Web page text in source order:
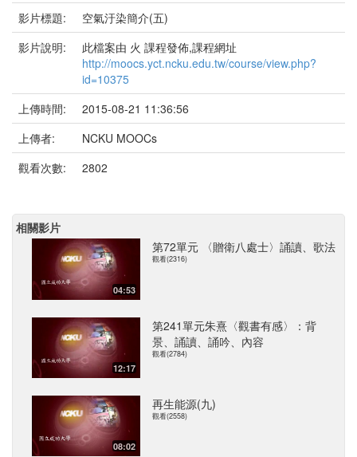
影片標題:
空氣汙染簡介(五)
影片說明:
此檔案由 火 課程發佈,課程網址
http://moocs.yct.ncku.edu.tw/course/view.php?
id=10375
上傳時間:
2015-08-21 11:36:56
上傳者:
NCKU MOOCs
觀看次數:
2802
相關影片
04:53
第72單元 〈贈衛八處士〉誦讀、歌法
觀看(2316)
12:17
第241單元朱熹〈觀書有感〉：背
景、誦讀、誦吟、內容
觀看(2784)
08:02
再生能源(九)
觀看(2558)